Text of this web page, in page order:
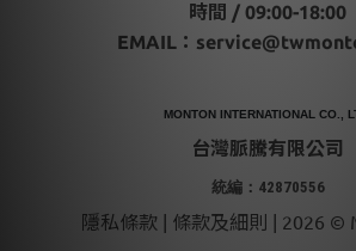
時間 / 09:00-18:00
EMAIL：
MONTON INTERNATIONAL CO.,
台灣脈騰有限公司
統編：42870556
隱私條款 | 條款及細則 | 2026 ©